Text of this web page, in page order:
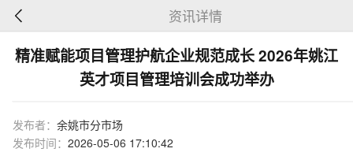
资讯详情
精准赋能项目管理护航企业规范成长 2026年姚江
英才项目管理培训会成功举办
发布者： 余姚市分市场
发布时间： 2026-05-06 17:10:42